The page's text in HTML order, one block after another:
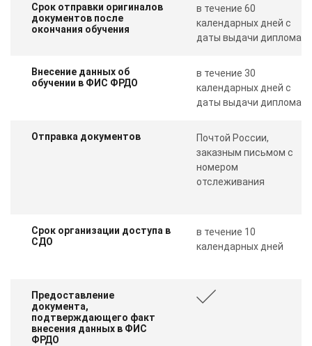
Срок отправки оригиналов
документов после
окончания обучения
в течение 60
календарных дней с
даты выдачи диплома
Внесение данных об
обучении в ФИС ФРДО
в течение 30
календарных дней с
даты выдачи диплома
Отправка документов
Почтой России,
заказным письмом с
номером
отслеживания
Срок организации доступа в
СДО
в течение 10
календарных дней
Предоставление
документа,
подтверждающего факт
внесения данных в ФИС
ФРДО